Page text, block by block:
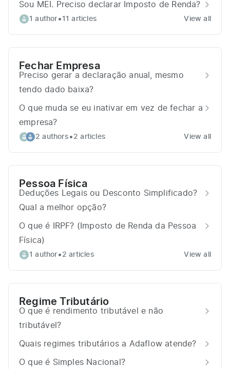
Sou MEI. Preciso declarar Imposto de Renda?
1 author •11 articles View all
Fechar Empresa
Preciso gerar a declaração anual, mesmo
tendo dado baixa?
O que muda se eu inativar em vez de fechar a
empresa?
2 authors • 2 articles View all
Pessoa Física
Deduções Legais ou Desconto Simplificado?
Qual a melhor opção?
O que é IRPF? (Imposto de Renda da Pessoa
Física)
1 author • 2 articles View all
Regime Tributário
O que é rendimento tributável e não
tributável?
Quais regimes tributários a Adaflow atende?
O que é Simples Nacional?